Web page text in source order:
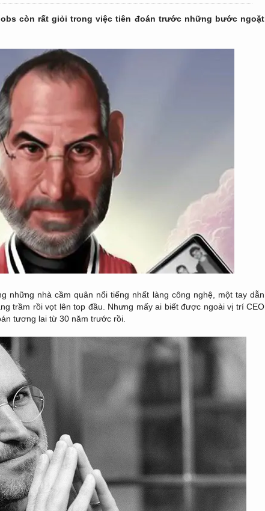
còn rất giỏi trong việc tiên đoán trước những bước ngoặt
những nhà cầm quân nổi tiếng nhất làng công nghệ, một tay dẫn
trầm rồi vọt lên top đầu. Nhưng mấy ai biết được ngoài vị trí CEO
tương lai từ 30 năm trước rồi.